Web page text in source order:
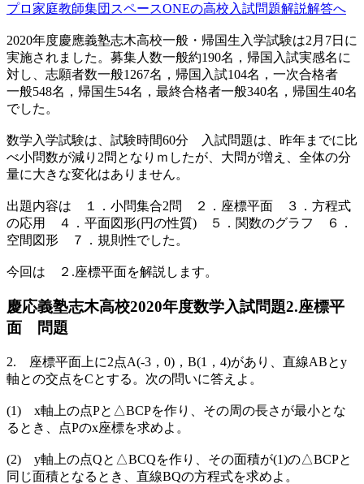
プロ家庭教師集団スペースONEの高校入試問題解説解答へ
2020年度慶應義塾志木高校一般・帰国生入学試験は2月7日に
実施されました。募集人数一般約190名，帰国入試実感名に
対し、志願者数一般1267名，帰国入試104名，一次合格者
一般548名，帰国生54名，最終合格者一般340名，帰国生40名
でした。
数学入学試験は、試験時間60分 入試問題は、昨年までに比
べ小問数が減り2問となりｍしたが、大問が増え、全体の分
量に大きな変化はありません。
出題内容は １．小問集合2問 ２．座標平面 ３．方程式
の応用 ４．平面図形(円の性質) ５．関数のグラフ ６．
空間図形 ７．規則性でした。
今回は ２.座標平面を解説します。
慶応義塾志木高校2020年度数学入試問題2.座標平
面 問題
2. 座標平面上に2点A(-3，0)，B(1，4)があり、直線ABとy
軸との交点をCとする。次の問いに答えよ。
(1) x軸上の点Pと△BCPを作り、その周の長さが最小とな
るとき、点Pのx座標を求めよ。
(2) y軸上の点Qと△BCQを作り、その面積が(1)の△BCPと
同じ面積となるとき、直線BQの方程式を求めよ。